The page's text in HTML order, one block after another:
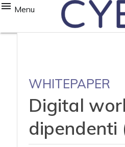
Menu
WHITEPAPER
Digital
dipendenti